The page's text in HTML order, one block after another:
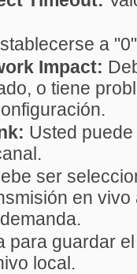
a
Impact:
o tiene
Usted
ser
en
para guardar
local.